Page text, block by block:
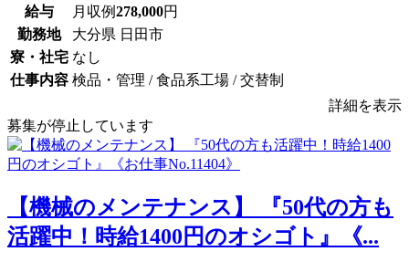
給与 月収例278,000円
勤務地
大分県 日田市
寮・社宅 なし
仕事内容 検品・管理 / 食品系工場 / 交替制
詳細を表示
募集が停止しています
【機械のメンテナンス】 『50代の方も
活躍中！時給1400円のオシゴト』《...